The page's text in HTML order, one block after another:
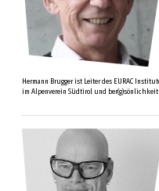
Hermann Brugger ist Leiter des EURAC
im Alpenverein Südtirol und